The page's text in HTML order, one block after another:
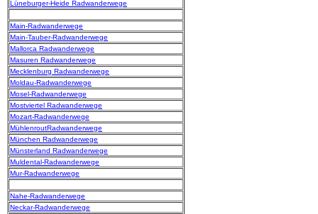
Lüneburger-Heide Radwanderwege
Main-Radwanderwege
Main-Tauber-Radwanderwege
Mallorca Radwanderwege
Masuren Radwanderwege
Mecklenburg Radwanderwege
Moldau-Radwanderwege
Mosel-Radwanderwege
Mostviertel Radwanderwege
Mozart-Radwanderwege
MühlenroutRadwanderwege
München Radwanderwege
Münsterland Radwanderwege
Muldental-Radwanderwege
Mur-Radwanderwege
Nahe-Radwanderwege
Neckar-Radwanderwege